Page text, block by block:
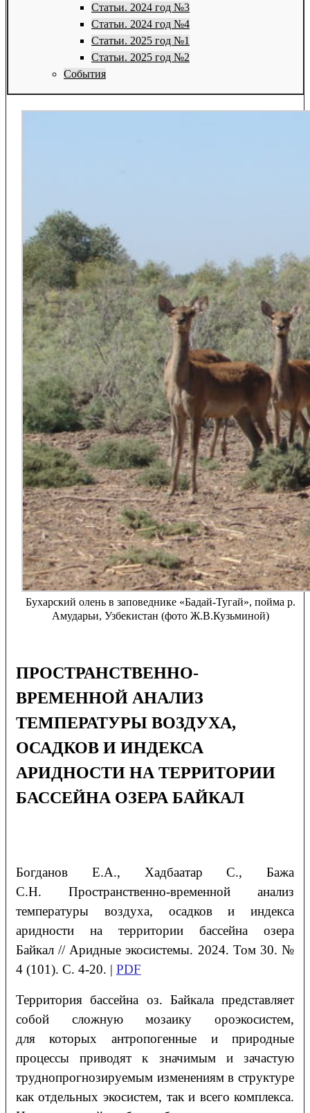
Статьи. 2024 год №3
Статьи. 2024 год №4
Статьи. 2025 год №1
Статьи. 2025 год №2
События
Бухарский олень в заповеднике «Бадай-Тугай», пойма р.
Амударьи, Узбекистан (фото Ж.В.Кузьминой)
ПРОСТРАНСТВЕННО-
ВРЕМЕННОЙ АНАЛИЗ
ТЕМПЕРАТУРЫ ВОЗДУХА,
ОСАДКОВ И ИНДЕКСА
АРИДНОСТИ НА ТЕРРИТОРИИ
БАССЕЙНА ОЗЕРА БАЙКАЛ
Богданов Е.А., ХадбаатарС., Бажа
С.Н.
Пространственно-временной анализ
температуры воздуха, осадкови индекса
аридности на территории бассейна озера
Байкал// Аридные экосистемы. 2024. Том 30. №
4 (101). С. 4-20. | PDF
Территория бассейна оз. Байкала представляет
собой сложную мозаику ороэкосистем,
для которых антропогенные и природные
процессы приводят к значимым и зачастую
труднопрогнозируемым изменениям в структуре
как отдельных экосистем, так и всего комплекса.